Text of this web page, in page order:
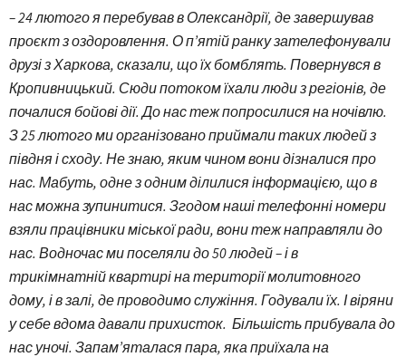
– 24 лютого я перебував в Олександрії, де завершував
проєкт з оздоровлення. О п’ятій ранку зателефонували
друзі з Харкова, сказали, що їх бомблять. Повернувся в
Кропивницький. Сюди потоком їхали люди з регіонів, де
почалися бойові дії. До нас теж попросилися на ночівлю.
З 25 лютого ми організовано приймали таких людей з
півдня і сходу. Не знаю, яким чином вони дізналися про
нас. Мабуть, одне з одним ділилися інформацією, що в
нас можна зупинитися. Згодом наші телефонні номери
взяли працівники міської ради, вони теж направляли до
нас. Водночас ми поселяли до 50 людей – і в
трикімнатній квартирі на території молитовного
дому, і в залі, де проводимо служіння. Годували їх. І віряни
у себе вдома давали прихисток. Більшість прибувала до
нас уночі. Запам’яталася пара, яка приїхала на